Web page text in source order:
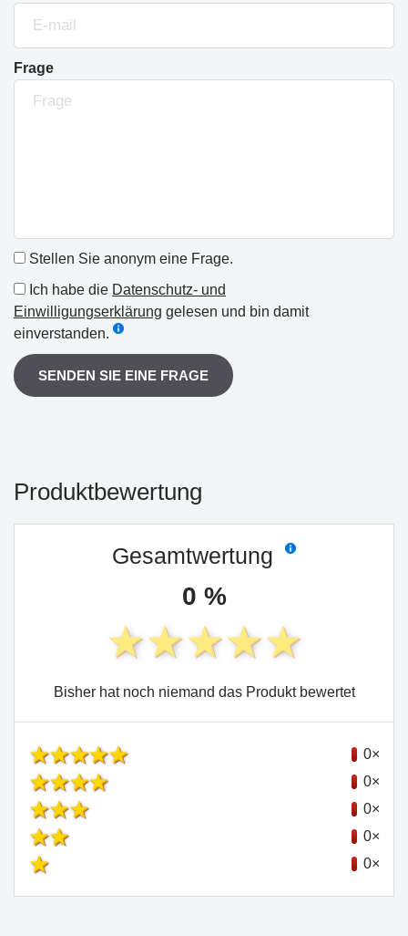
Frage
Stellen Sie anonym eine Frage.
Ich habe die Datenschutz- und
Einwilligungserklärung gelesen und bin damit
einverstanden.
SENDEN SIE EINE FRAGE
Produktbewertung
Gesamtwertung
0 %
Bisher hat noch niemand das Produkt bewertet
0×
0×
0×
0×
0×